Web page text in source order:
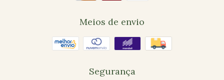
Meios de envio
Segurança